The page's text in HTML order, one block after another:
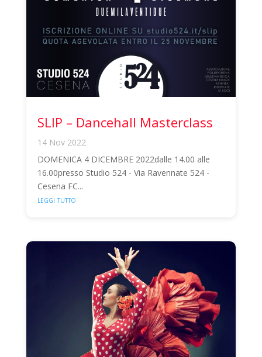
SLIP – Dancehall Masterclass
14 Nov 2022
DOMENICA 4 DICEMBRE 2022dalle 14.00 alle
16.00presso Studio 524 - Via Ravennate 524 -
Cesena FC...
leggi tutto